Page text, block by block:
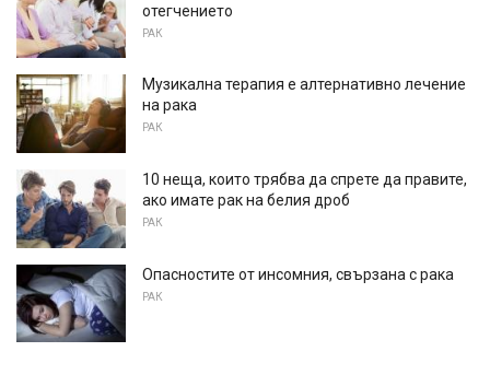
отегчението
РАК
Музикална терапия е алтернативно лечение
на рака
РАК
10 неща, които трябва да спрете да правите,
ако имате рак на белия дроб
РАК
Опасностите от инсомния, свързана с рака
РАК